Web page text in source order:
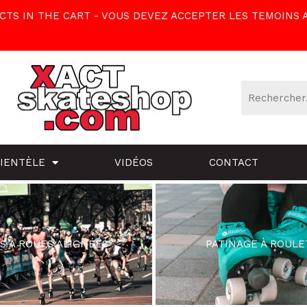
IN THE CART - VOUS DEVEZ ACCEPTER LES
VIDÉOS CONTACT
À ROUES ALIGNÉES PATINAGE À